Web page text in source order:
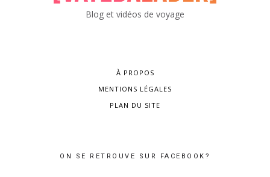
Blog et vidéos de voyage
À PROPOS
MENTIONS LÉGALES
PLAN DU SITE
ON SE RETROUVE SUR FACEBOOK?